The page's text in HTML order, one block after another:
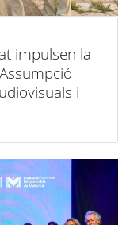
impulsen la
i